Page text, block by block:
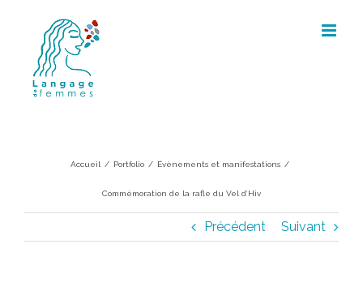
content
Accueil / Portfolio / Évènements et manifestations /
Commémoration de la rafle du Vel d’Hiv
Précédent Suivant